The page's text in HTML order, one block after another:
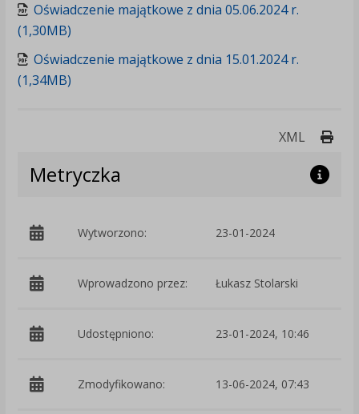
Oświadczenie majątkowe z dnia 05.06.2024 r.
(1,30MB)
Oświadczenie majątkowe z dnia 15.01.2024 r.
(1,34MB)
XML
Metryczka
Wytworzono: 23-01-2024
Wprowadzono przez: Łukasz Stolarski
Udostępniono: 23-01-2024, 10:46
Zmodyfikowano: 13-06-2024, 07:43